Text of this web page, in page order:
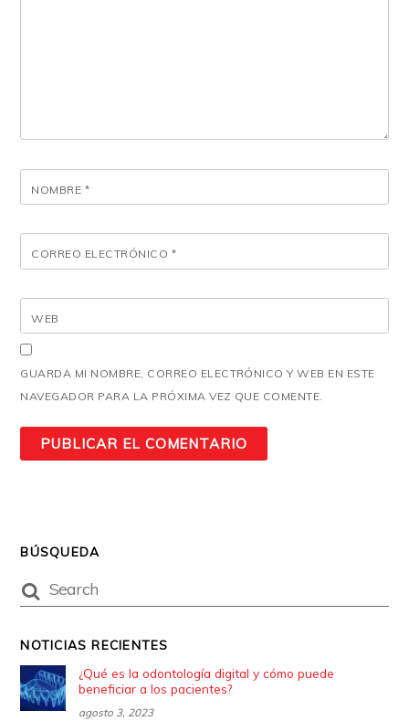
NOMBRE *
CORREO ELECTRÓNICO *
WEB
GUARDA MI NOMBRE, CORREO ELECTRÓNICO Y WEB EN ESTE
NAVEGADOR PARA LA PRÓXIMA VEZ QUE COMENTE.
BÚSQUEDA
NOTICIAS RECIENTES
¿Qué es la odontología digital y cómo puede
beneficiar a los pacientes?
agosto 3, 2023